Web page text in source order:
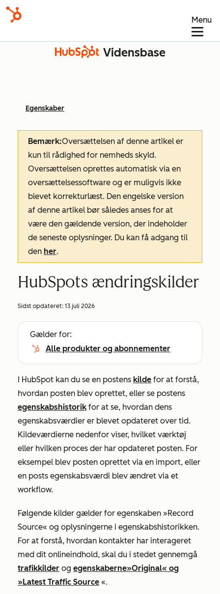
Menu
Vidensbase
Egenskaber
Bemærk:Oversættelsen af denne artikel er
kun til rådighed for nemheds skyld.
Oversættelsen oprettes automatisk via en
oversættelsessoftware og er muligvis ikke
blevet korrekturlæst. Den engelske version
af denne artikel bør således anses for at
være den gældende version, der indeholder
de seneste oplysninger. Du kan få adgang til
den her.
HubSpots ændringskilder
Sidst opdateret: 13 juli 2026
Gælder for:
Alle produkter og abonnementer
I HubSpot kan du se en postens kilde for at forstå,
hvordan posten blev oprettet, eller se postens
egenskabshistorikfor at se, hvordan dens
egenskabsværdier er blevet opdateret over tid.
Kildeværdierne nedenfor viser, hvilket værktøj
eller hvilken proces der har opdateret posten. For
eksempel blev posten oprettet via en import, eller
en posts egenskabsværdi blev ændret via et
workflow.
Følgende kilder gælder for egenskaben »Record
Source« og oplysningerne i egenskabshistorikken.
For at forstå, hvordan kontakter har interageret
med dit onlineindhold, skal du i stedet gennemgå
trafikkilder og egenskaberne»Original« og
»Latest Traffic Source «.